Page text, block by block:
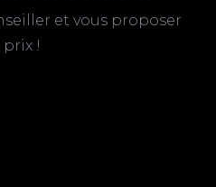
de la couverture
Nous intervenons
et vous proposer
prix !